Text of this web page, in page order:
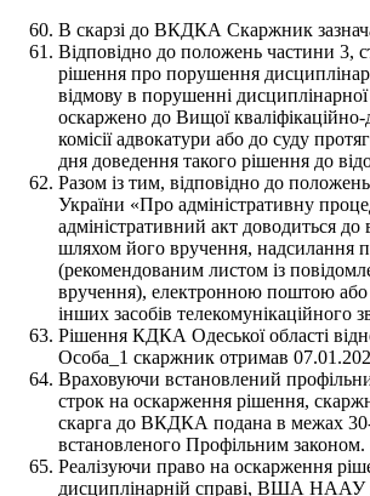
В скарзі до ВКДКА Скаржник
Відповідно до положень частини 3,
рішення про порушення
відмову в порушенні
оскаржено до Вищої кваліфікаційно-
комісії адвокатури або до суду
дня доведення такого рішення до
Разом із тим, відповідно до
України «Про адміністративну
адміністративний акт доводиться до
шляхом його вручення, надсилання
(рекомендованим листом із
вручення), електронною поштою
інших засобів телекомунікаційного
Рішення КДКА Одеської області
Особа_1 скаржник отримав
Враховуючи встановлений
строк на оскарження рішення,
скарга до ВКДКА подана в межах
встановленого Профільним законом.
Реалізуючи право на оскарження
дисциплінарній справі, ВША НААУ